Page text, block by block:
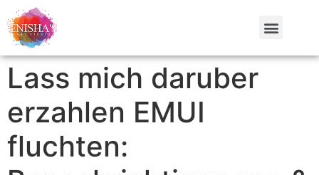
Lass mich daruber
erzahlen EMUI
fluchten: